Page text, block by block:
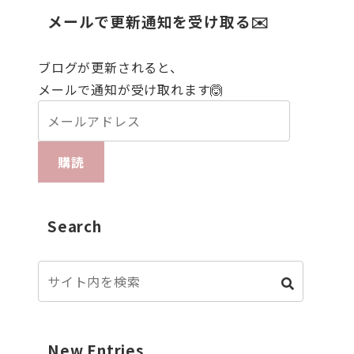
メールで更新通知を受け取る✉️
ブログが更新されると、
メールで通知が受け取れます🙆
購読
Search
New Entries